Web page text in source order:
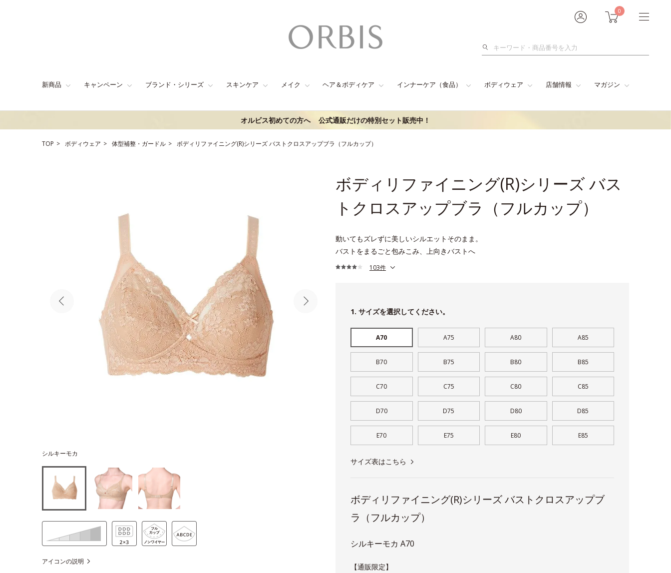
0
検
新商品 キャンペーン ブランド・シリーズ スキンケア メイク ヘア＆ボディケア インナーケア（食品） ボディウェア 店舗情報 マガジン
オルビス初めての方へ 公式通販だけの特別セット販売中！
TOP ボディウェア 体型補整・ガードル ボディリファイニング(R)シリーズ バストクロスアップブラ（フルカップ）
ボディリファイニング(R)シリーズ バス
トクロスアップブラ（フルカップ）
動いてもズレずに美しいシルエットそのまま。
バストをまるごと包みこみ、上向きバストへ
103件
シルキーモカ
アイコンの説明
1. サイズを選択してください。
A70 A75 A80 A85
B70 B75 B80 B85
C70 C75 C80 C85
D70 D75 D80 D85
E70 E75 E80 E85
サイズ表はこちら
ボディリファイニング(R)シリーズ バストクロスアップブ
ラ（フルカップ）
シルキーモカ A70
【通販限定】